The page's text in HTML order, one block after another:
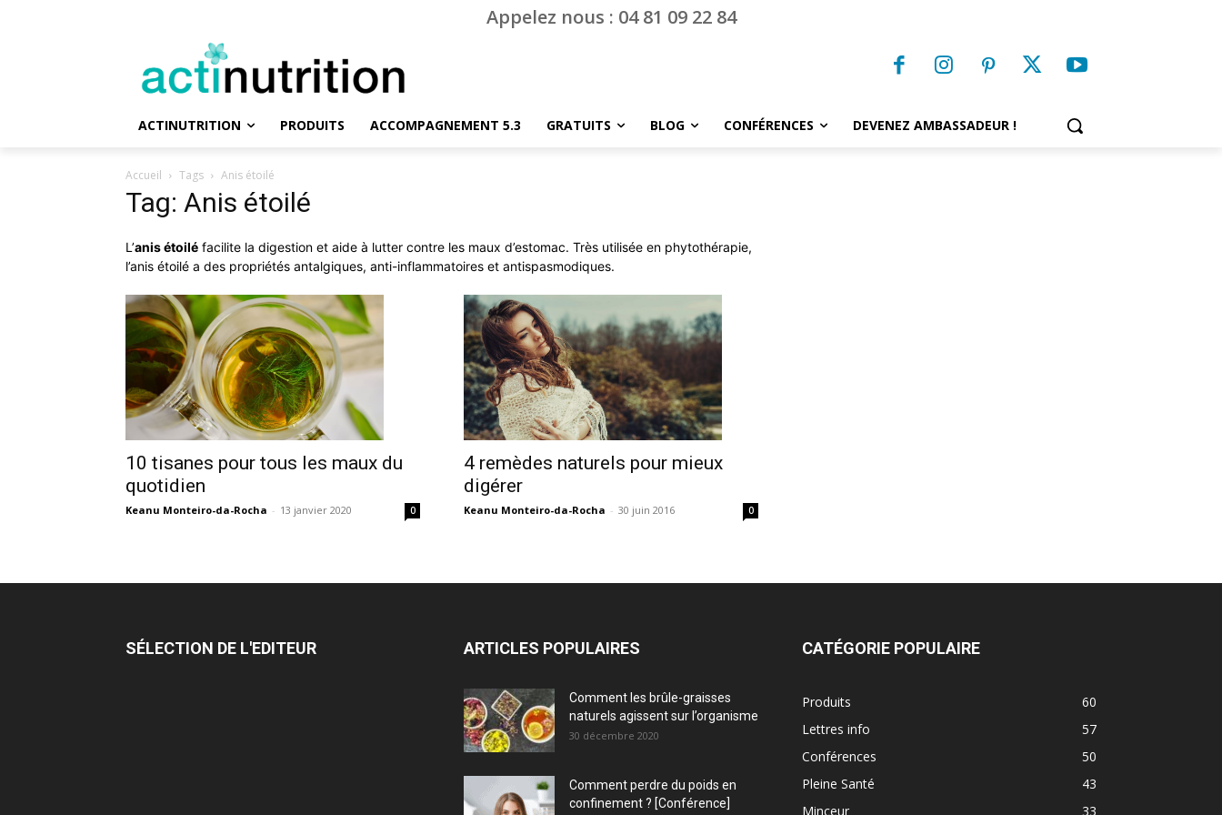
Appelez nous : 04 81 09 22 84
ACTINUTRITION PRODUITS ACCOMPAGNEMENT 5.3 GRATUITS BLOG CONFÉRENCES DEVENEZ AMBASSADEUR !
Accueil Tags Anis étoilé
Tag: Anis étoilé
L’anis étoilé facilite la digestion et aide à lutter contre les maux d’estomac. Très utilisée en phytothérapie,
l’anis étoilé a des propriétés antalgiques, anti-inflammatoires et antispasmodiques.
10 tisanes pour tous les maux du
quotidien
Keanu Monteiro-da-Rocha - 13 janvier 2020 0
4 remèdes naturels pour mieux
digérer
Keanu Monteiro-da-Rocha - 30 juin 2016 0
SÉLECTION DE L'EDITEUR ARTICLES POPULAIRES
Comment les brûle-graisses
naturels agissent sur l’organisme
30 décembre 2020
Comment perdre du poids en
confinement ? [Conférence]
CATÉGORIE POPULAIRE
Produits
60
Lettres info
57
Conférences
50
Pleine Santé
43
Minceur
33